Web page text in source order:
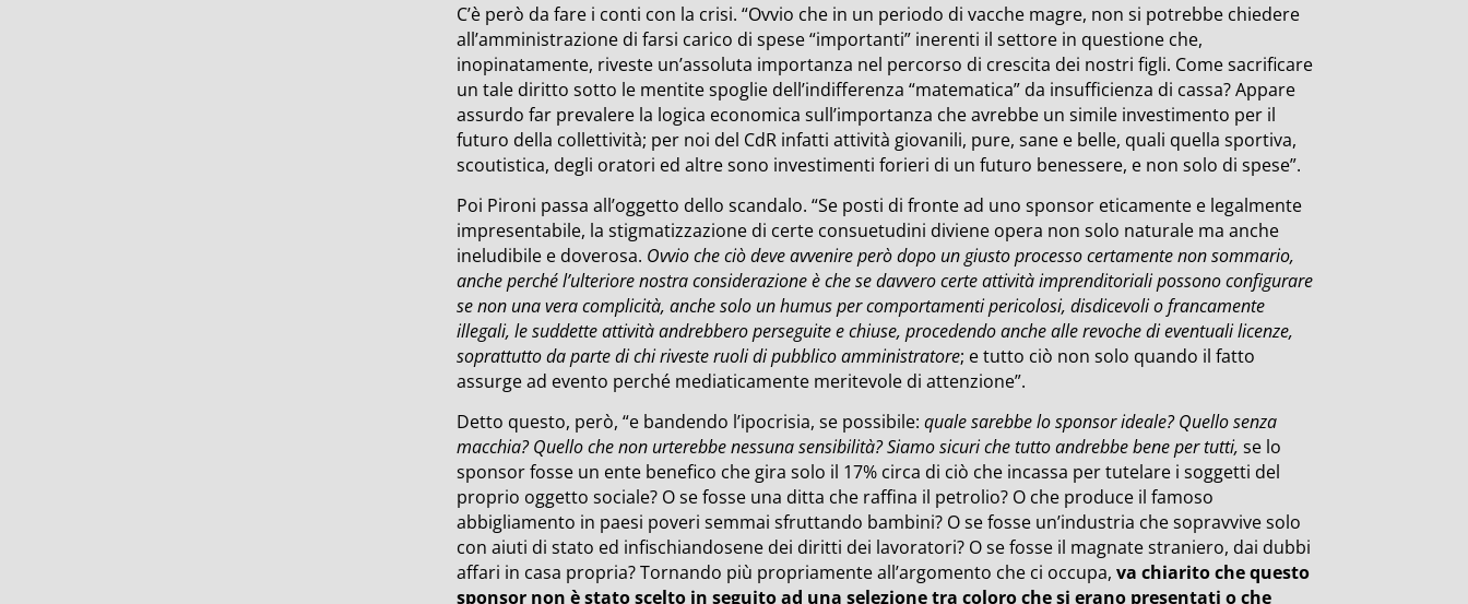
C’è però da fare i conti con la crisi. “Ovvio che in un periodo di vacche magre, non si potrebbe chiedere
all’amministrazione di farsi carico di spese “importanti” inerenti il settore in questione che,
inopinatamente, riveste un’assoluta importanza nel percorso di crescita dei nostri figli. Come sacrificare
un tale diritto sotto le mentite spoglie dell’indifferenza “matematica” da insufficienza di cassa? Appare
assurdo far prevalere la logica economica sull’importanza che avrebbe un simile investimento per il
futuro della collettività; per noi del CdR infatti attività giovanili, pure, sane e belle, quali quella sportiva,
scoutistica, degli oratori ed altre sono investimenti forieri di un futuro benessere, e non solo di spese”.
Poi Pironi passa all’oggetto dello scandalo. “Se posti di fronte ad uno sponsor eticamente e legalmente
impresentabile, la stigmatizzazione di certe consuetudini diviene opera non solo naturale ma anche
ineludibile e doverosa. Ovvio che ciò deve avvenire però dopo un giusto processo certamente non sommario,
anche perché l’ulteriore nostra considerazione è che se davvero certe attività imprenditoriali possono configurare
se non una vera complicità, anche solo un humus per comportamenti pericolosi, disdicevoli o francamente
illegali, le suddette attività andrebbero perseguite e chiuse, procedendo anche alle revoche di eventuali licenze,
soprattutto da parte di chi riveste ruoli di pubblico amministratore; e tutto ciò non solo quando il fatto
assurge ad evento perché mediaticamente meritevole di attenzione”.
Detto questo, però, “e bandendo l’ipocrisia, se possibile: quale sarebbe lo sponsor ideale? Quello senza
macchia? Quello che non urterebbe nessuna sensibilità? Siamo sicuri che tutto andrebbe bene per tutti, se lo
sponsor fosse un ente benefico che gira solo il 17% circa di ciò che incassa per tutelare i soggetti del
proprio oggetto sociale? O se fosse una ditta che raffina il petrolio? O che produce il famoso
abbigliamento in paesi poveri semmai sfruttando bambini? O se fosse un’industria che sopravvive solo
con aiuti di stato ed infischiandosene dei diritti dei lavoratori? O se fosse il magnate straniero, dai dubbi
affari in casa propria? Tornando più propriamente all’argomento che ci occupa, va chiarito che questo
sponsor non è stato scelto in seguito ad una selezione tra coloro che si erano presentati o che